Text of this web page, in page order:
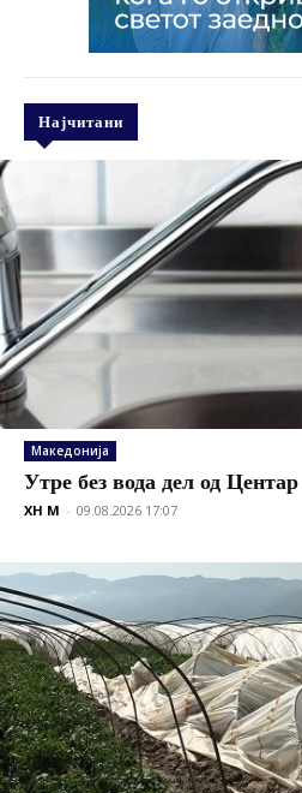
Најчитани
Македонија
Утре без вода дел од Центар
XH M - 09.08.2026 17:07